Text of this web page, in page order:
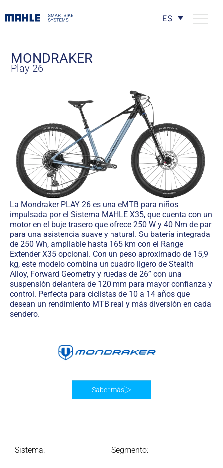
ES
MONDRAKER
Play 26
La Mondraker PLAY 26 es una eMTB para niños
impulsada por el Sistema MAHLE X35, que cuenta con un
motor en el buje trasero que ofrece 250 W y 40 Nm de par
para una asistencia suave y natural. Su batería integrada
de 250 Wh, ampliable hasta 165 km con el Range
Extender X35 opcional. Con un peso aproximado de 15,9
kg, este modelo combina un cuadro ligero de Stealth
Alloy, Forward Geometry y ruedas de 26” con una
suspensión delantera de 120 mm para mayor confianza y
control. Perfecta para ciclistas de 10 a 14 años que
desean un rendimiento MTB real y más diversión en cada
sendero.
Sistema: Segmento:
Saber más